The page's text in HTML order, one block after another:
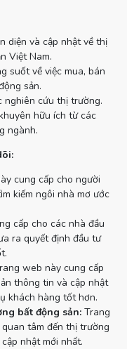
diện và cập nhật về thị
Việt Nam.
suốt về việc mua, bán
sản.
nghiên cứu thị trường.
hữu ích từ các
ngành.
cung cấp cho người
kiếm ngôi nhà mơ ước
cấp cho các nhà đầu
ra quyết định đầu tư
web này cung cấp
thông tin và cập nhật
khách hàng tốt hơn.
bất động sản: Trang
tâm đến thị trường
nhật mới nhất.